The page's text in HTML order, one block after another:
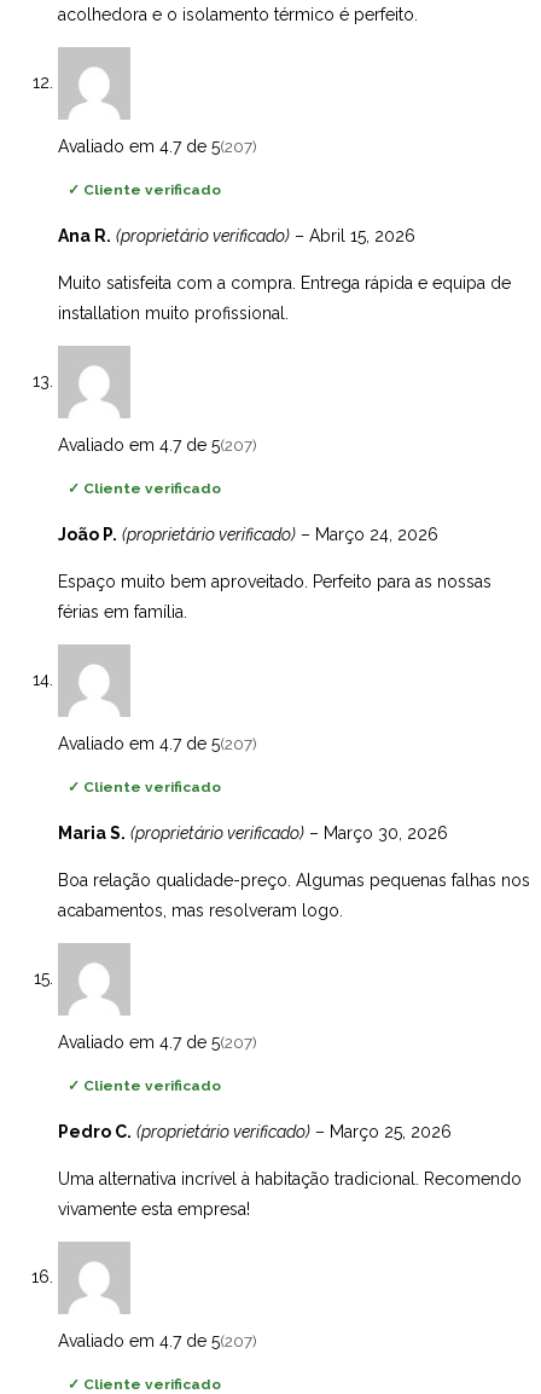
acolhedora e o isolamento térmico é perfeito.
Avaliado em 4.7 de 5(207)
✓ Cliente verificado
Ana R. (proprietário verificado) – Abril 15, 2026
Muito satisfeita com a compra. Entrega rápida e equipa de
installation muito profissional.
Avaliado em 4.7 de 5(207)
✓ Cliente verificado
João P. (proprietário verificado) – Março 24, 2026
Espaço muito bem aproveitado. Perfeito para as nossas
férias em família.
Avaliado em 4.7 de 5(207)
✓ Cliente verificado
Maria S. (proprietário verificado) – Março 30, 2026
Boa relação qualidade-preço. Algumas pequenas falhas nos
acabamentos, mas resolveram logo.
Avaliado em 4.7 de 5(207)
✓ Cliente verificado
Pedro C. (proprietário verificado) – Março 25, 2026
Uma alternativa incrível à habitação tradicional. Recomendo
vivamente esta empresa!
Avaliado em 4.7 de 5(207)
✓ Cliente verificado